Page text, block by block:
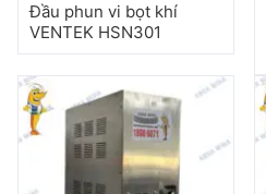
Đầu phun vi bọt khí
VENTEK HSN301